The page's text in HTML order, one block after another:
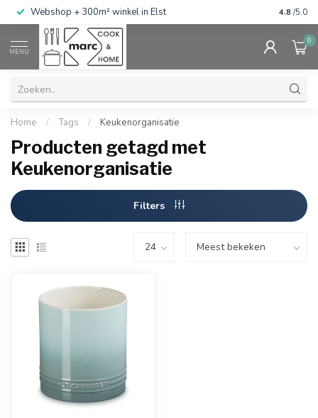
Webshop + 300m² winkel in Elst Gratis
4.8 /5.0
MENU
0
Home / Tags / Keukenorganisatie
Producten getagd met
Keukenorganisatie
Filters